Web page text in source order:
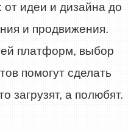
от идеи и дизайна до
и продвижения.
платформ, выбор
помогут сделать
загрузят, а полюбят.